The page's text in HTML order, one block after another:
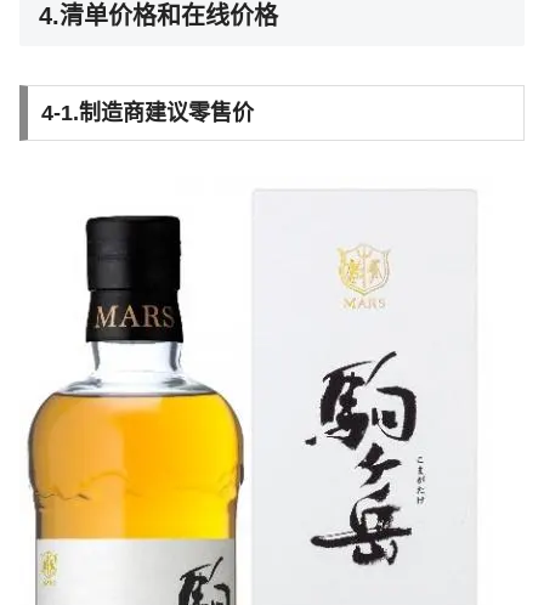
4.清单价格和在线价格
4-1.制造商建议零售价